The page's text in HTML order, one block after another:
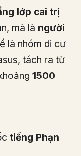
lớp cai trị
mà là người
là nhóm di cư
tách ra từ
1500
tiếng Phạn